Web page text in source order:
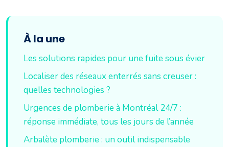
À la une
Les solutions rapides pour une fuite sous évier
Localiser des réseaux enterrés sans creuser :
quelles technologies ?
Urgences de plomberie à Montréal 24/7 :
réponse immédiate, tous les jours de l’année
Arbalète plomberie : un outil indispensable